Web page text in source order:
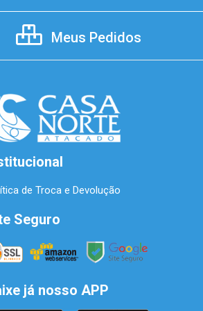
Meus Pedidos
de Troca e Devolução
Seguro
já nosso APP